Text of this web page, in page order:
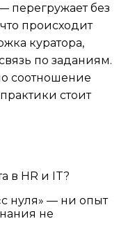
без
происходит
куратора,
по заданиям.
соотношение
стоит
в HR и IT?
нуля» — ни опыт
не